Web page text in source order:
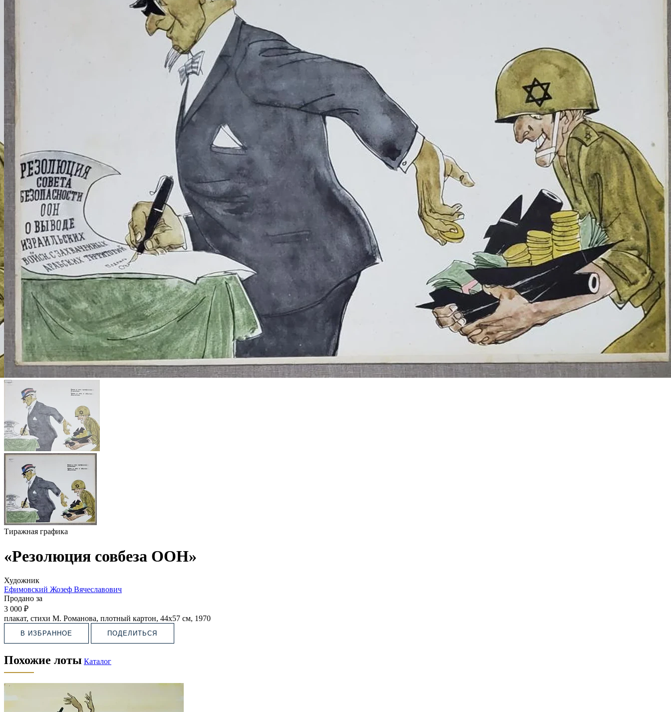
Тиражная графика
«Резолюция совбеза ООН»
Художник
Ефимовский Жозеф Вячеславович
Продано за
3 000 ₽
плакат, стихи М. Романова, плотный картон, 44х57 см, 1970
В ИЗБРАННОЕ ПОДЕЛИТЬСЯ
Похожие лоты Каталог